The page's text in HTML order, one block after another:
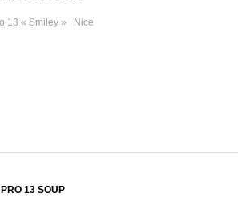
13 « Smiley » Nice
13 SOUP